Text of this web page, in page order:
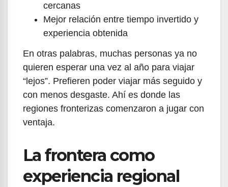
cercanas
Mejor relación entre tiempo invertido y
experiencia obtenida
En otras palabras, muchas personas ya no
quieren esperar una vez al año para viajar
“lejos”. Prefieren poder viajar más seguido y
con menos desgaste. Ahí es donde las
regiones fronterizas comenzaron a jugar con
ventaja.
La frontera como
experiencia regional